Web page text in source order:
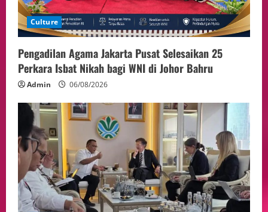
04/08/2026
Culture
Pengadilan Agama Jakarta Pusat Selesaikan 25
Perkara Isbat Nikah bagi WNI di Johor Bahru
Admin 06/08/2026